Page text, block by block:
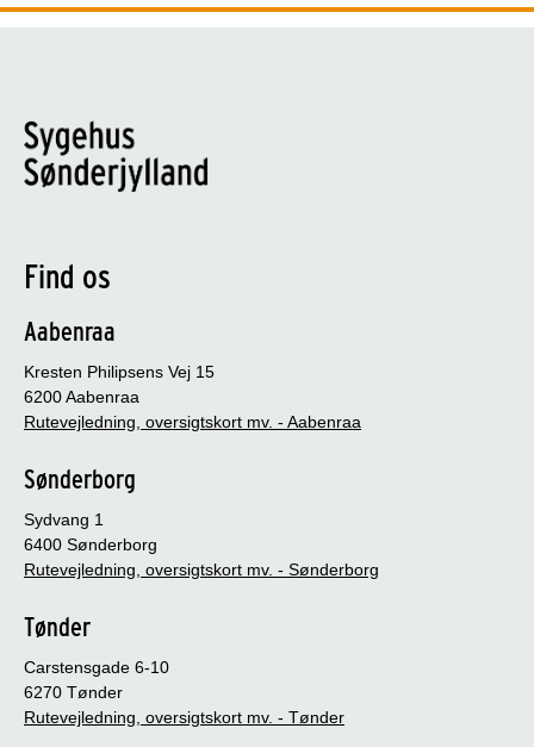
Find os
Aabenraa
Kresten Philipsens Vej 15
6200 Aabenraa
Rutevejledning, oversigtskort mv. - Aabenraa
Sønderborg
Sydvang 1
6400 Sønderborg
Rutevejledning, oversigtskort mv. - Sønderborg
Tønder
Carstensgade 6-10
6270 Tønder
Rutevejledning, oversigtskort mv. - Tønder